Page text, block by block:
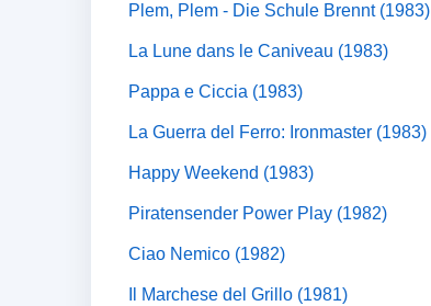
Plem, Plem - Die Schule Brennt (1983)
La Lune dans le Caniveau (1983)
Pappa e Ciccia (1983)
La Guerra del Ferro: Ironmaster (1983)
Happy Weekend (1983)
Piratensender Power Play (1982)
Ciao Nemico (1982)
Il Marchese del Grillo (1981)